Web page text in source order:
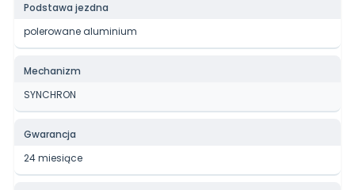
Podstawa jezdna
polerowane aluminium
Mechanizm
SYNCHRON
Gwarancja
24 miesiące